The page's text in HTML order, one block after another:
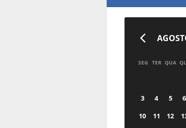
SEG TER QUA
3
4 5 6
10
11 12